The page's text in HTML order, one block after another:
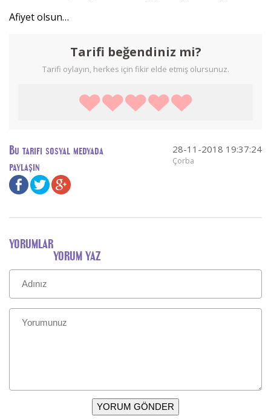
Afiyet olsun…
Tarifi beğendiniz mi?
Tarifi oylayın, herkes için fikir elde etmiş olursunuz.
Bu tarifi sosyal medyada
paylaşın
28-11-2018 19:37:24
Çorba
YORUMLAR
YORUM YAZ
YORUM GÖNDER